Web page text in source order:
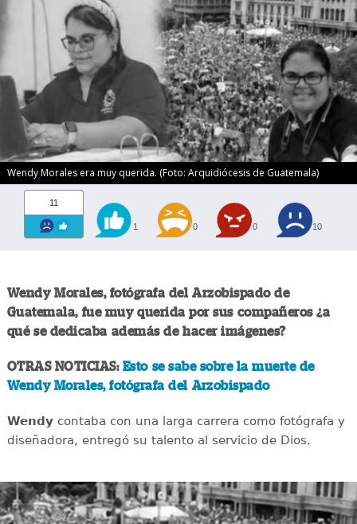
Wendy Morales era muy querida. (Foto: Arquidiócesis de Guatemala)
11
1 0 0 10
Wendy Morales, fotógrafa del Arzobispado de
Guatemala, fue muy querida por sus compañeros ¿a
qué se dedicaba además de hacer imágenes?
OTRAS NOTICIAS: Esto se sabe sobre la muerte de
Wendy Morales, fotógrafa del Arzobispado
Wendycontaba con una larga carrera como fotógrafa y
diseñadora, entregó su talento al servicio de Dios.